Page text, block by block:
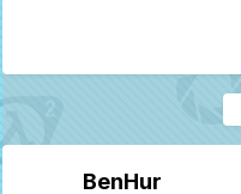
BenHur